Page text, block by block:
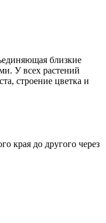
близкие
У всех растений
строение цветка и
края до другого через